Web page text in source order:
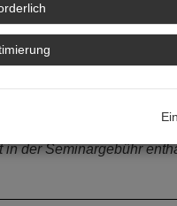
bei der Planung und
und zu bewerten.
konstruktiv
die Möglichkeit zum
der Seminargebühr